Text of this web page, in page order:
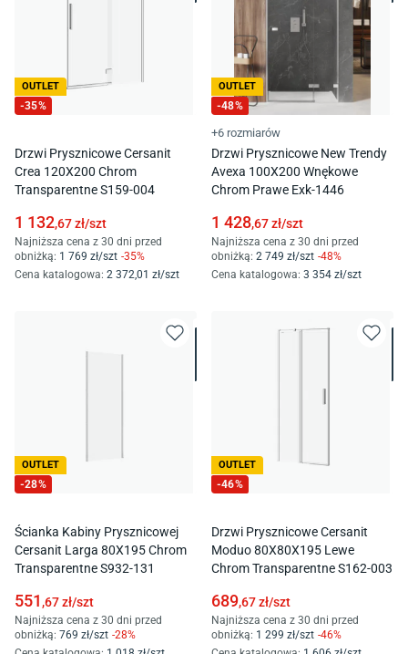
OUTLET
-35%
Drzwi Prysznicowe Cersanit
Crea 120X200 Chrom
Transparentne S159-004
1 132,67zł/szt
Najniższa cena z 30 dni przed
obniżką: 1 769 zł/szt -35%
Cena katalogowa: 2 372,01 zł/szt
OUTLET
-48%
+6 rozmiarów
Drzwi Prysznicowe New Trendy
Avexa 100X200 Wnękowe
Chrom Prawe Exk-1446
1 428,67zł/szt
Najniższa cena z 30 dni przed
obniżką: 2 749 zł/szt -48%
Cena katalogowa: 3 354 zł/szt
OUTLET
-28%
Ścianka Kabiny Prysznicowej
Cersanit Larga 80X195 Chrom
Transparentne S932-131
551 ,67zł/szt
Najniższa cena z 30 dni przed
obniżką: 769 zł/szt -28%
OUTLET
-46%
Drzwi Prysznicowe Cersanit
Moduo 80X80X195 Lewe
Chrom Transparentne S162-003
689,67zł/szt
Najniższa cena z 30 dni przed
obniżką: 1 299 zł/szt -46%